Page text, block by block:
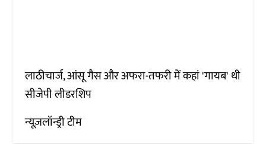
लाठीचार्ज, आंसू गैस और अफरा-तफरी में कहां 'गायब' थी
सीजेपी लीडरशिप
न्यूज़लॉन्ड्री टीम